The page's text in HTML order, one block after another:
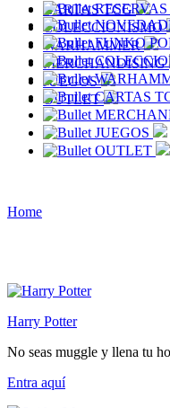
CARTAS TCG
COLECCIONISMO
WARHAMMER
MERCHANDISING
JUEGOS
OUTLET
RESERVAS
FUNKO
CARTAS
JUEGOS
OUTLET
Home
Harry Potter
No seas muggle y llena tu
Entra aquí